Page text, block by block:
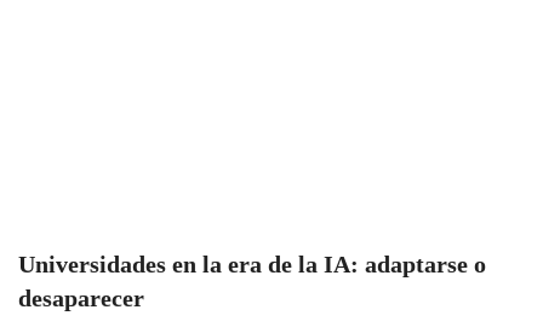
Universidades en la era de la IA: adaptarse o
desaparecer